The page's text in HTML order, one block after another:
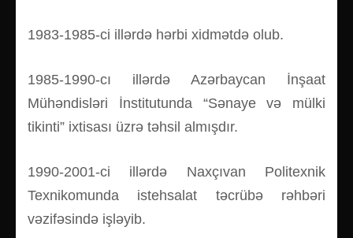
1983-1985-ci illərdə hərbi xidmətdə olub.
1985-1990-cı illərdə Azərbaycan İnşaat
Mühəndisləri İnstitutunda “Sənaye və mülki
tikinti” ixtisası üzrə təhsil almışdır.
1990-2001-ci illərdə Naxçıvan Politexnik
Texnikomunda istehsalat təcrübə rəhbəri
vəzifəsində işləyib.